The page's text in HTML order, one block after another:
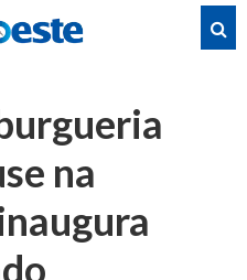
na